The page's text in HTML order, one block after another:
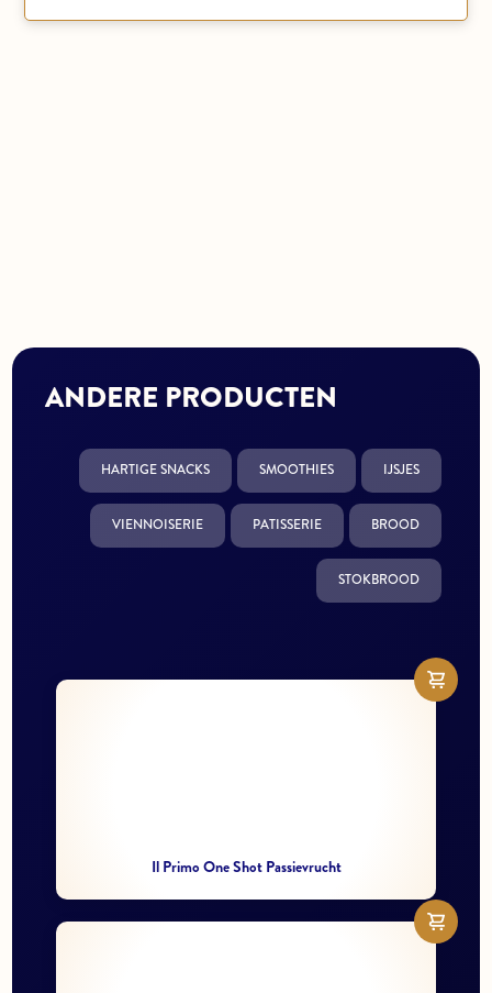
ANDERE PRODUCTEN
IJSJES
SMOOTHIES
HARTIGE SNACKS
BROOD
PATISSERIE
VIENNOISERIE
STOKBROOD
Il Primo One Shot Passievrucht